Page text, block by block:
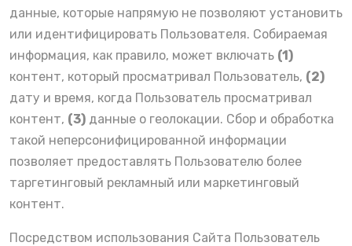
данные, которые напрямую не позволяют установить
или идентифицировать Пользователя. Собираемая
информация, как правило, может включать (1)
контент, который просматривал Пользователь, (2)
дату и время, когда Пользователь просматривал
контент, (3) данные о геолокации. Сбор и обработка
такой неперсонифицированной информации
позволяет предоставлять Пользователю более
таргетинговый рекламный или маркетинговый
контент.
Посредством использования Сайта Пользователь